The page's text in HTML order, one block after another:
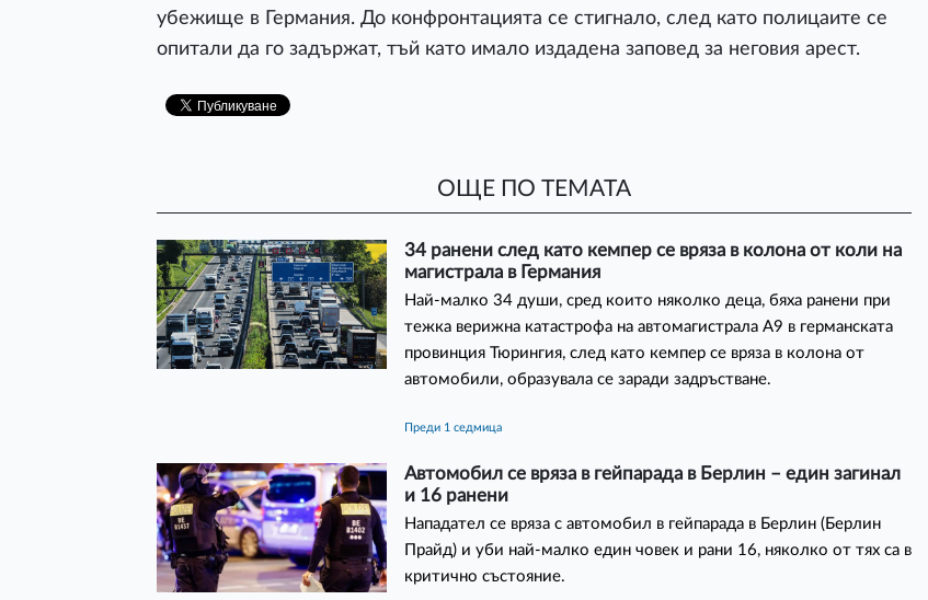
убежище в Германия. До конфронтацията се стигнало, след като полицаите се
опитали да го задържат, тъй като имало издадена заповед за неговия арест.
ОЩЕ ПО ТЕМАТА
34 ранени след като кемпер се вряза в колона от коли на
магистрала в Германия
Най-малко 34 души, сред които няколко деца, бяха ранени при
тежка верижна катастрофа на автомагистрала А9 в германската
провинция Тюрингия, след като кемпер се вряза в колона от
автомобили, образувала се заради задръстване.
преди 1 седмица
Автомобил се вряза в гейпарада в Берлин – един загинал
и 16 ранени
Нападател се вряза с автомобил в гейпарада в Берлин (Берлин
Прайд) и уби най-малко един човек и рани 16, няколко от тях са в
критично състояние.